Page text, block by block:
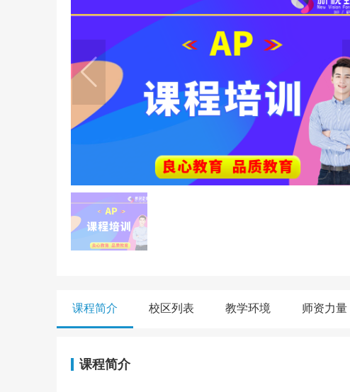
课程简介 校区列表 教学环境 师资力量
课程简介